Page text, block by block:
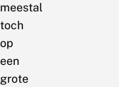
meestal
toch
op
een
grote